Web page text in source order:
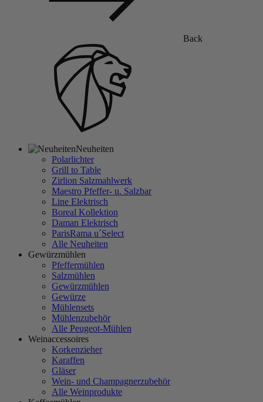
Back
Neuheiten
Polarlichter
Grill to Table
Zirlion Salzmahlwerk
Maestro Pfeffer- u. Salzbar
Line Elektrisch
Boreal Kollektion
Daman Elektrisch
ParisRama u´Select
Alle Neuheiten
Gewürzmühlen
Pfeffermühlen
Salzmühlen
Gewürzmühlen
Gewürze
Mühlensets
Mühlenzubehör
Alle Peugeot-Mühlen
Weinaccessoires
Korkenzieher
Karaffen
Gläser
Wein- und Champagnerzubehör
Alle Weinprodukte